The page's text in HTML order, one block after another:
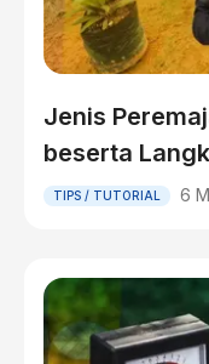
Jenis
beserta
TIPS / TUTORIAL 6